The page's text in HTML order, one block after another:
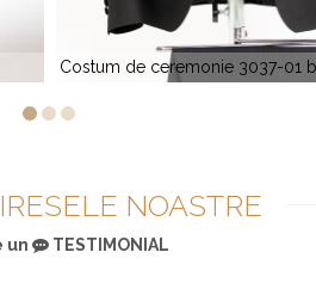
ALICANTE 808-170 by
NOASTRE
un TESTIMONIAL